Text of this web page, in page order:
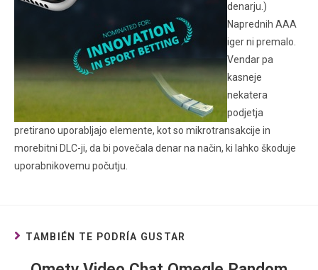
denarju.)
Naprednih AAA
iger ni premalo.
Vendar pa
kasneje
nekatera
podjetja
pretirano uporabljajo elemente, kot so mikrotransakcije in
morebitni DLC-ji, da bi povečala denar na način, ki lahko škoduje
uporabnikovemu počutju.
TAMBIÉN TE PODRÍA GUSTAR